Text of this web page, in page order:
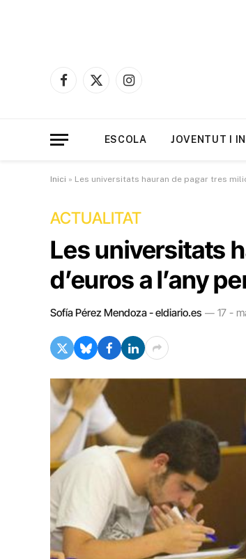
Facebook
X
Instagram
ESCOLA JOVENTUT I
Inici » Les universitats hauran de pagar tres
ACTUALITAT
Les universitats
d’euros a l’any
Sofía Pérez Mendoza - eldiario.es 17 -